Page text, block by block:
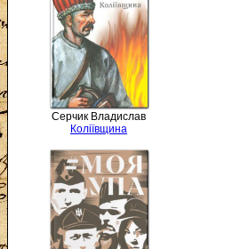
Серчик Владислав
Коліївщина